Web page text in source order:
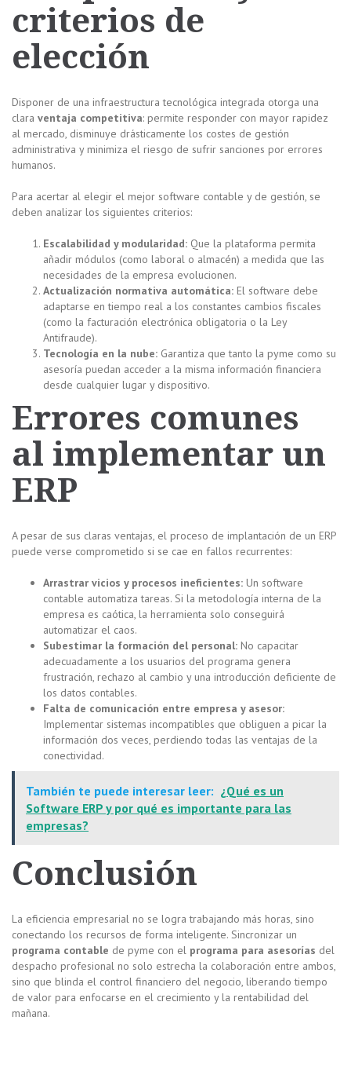
criterios de
elección
Disponer de una infraestructura tecnológica integrada otorga una
clara ventaja competitiva: permite responder con mayor rapidez
al mercado, disminuye drásticamente los costes de gestión
administrativa y minimiza el riesgo de sufrir sanciones por errores
humanos.
Para acertar al elegir el mejor software contable y de gestión, se
deben analizar los siguientes criterios:
Escalabilidad y modularidad: Que la plataforma permita
añadir módulos (como laboral o almacén) a medida que las
necesidades de la empresa evolucionen.
Actualización normativa automática: El software debe
adaptarse en tiempo real a los constantes cambios fiscales
(como la facturación electrónica obligatoria o la Ley
Antifraude).
Tecnología en la nube: Garantiza que tanto la pyme como su
asesoría puedan acceder a la misma información financiera
desde cualquier lugar y dispositivo.
Errores comunes
al implementar un
ERP
A pesar de sus claras ventajas, el proceso de implantación de un ERP
puede verse comprometido si se cae en fallos recurrentes:
Arrastrar vicios y procesos ineficientes: Un software
contable automatiza tareas. Si la metodología interna de la
empresa es caótica, la herramienta solo conseguirá
automatizar el caos.
Subestimar la formación del personal: No capacitar
adecuadamente a los usuarios del programa genera
frustración, rechazo al cambio y una introducción deficiente de
los datos contables.
Falta de comunicación entre empresa y asesor:
Implementar sistemas incompatibles que obliguen a picar la
información dos veces, perdiendo todas las ventajas de la
conectividad.
También te puede interesar leer: ¿Qué es un
Software ERP y por qué es importante para las
empresas?
Conclusión
La eficiencia empresarial no se logra trabajando más horas, sino
conectando los recursos de forma inteligente. Sincronizar un
programa contable de pyme con el programa para asesorías del
despacho profesional no solo estrecha la colaboración entre ambos,
sino que blinda el control financiero del negocio, liberando tiempo
de valor para enfocarse en el crecimiento y la rentabilidad del
mañana.